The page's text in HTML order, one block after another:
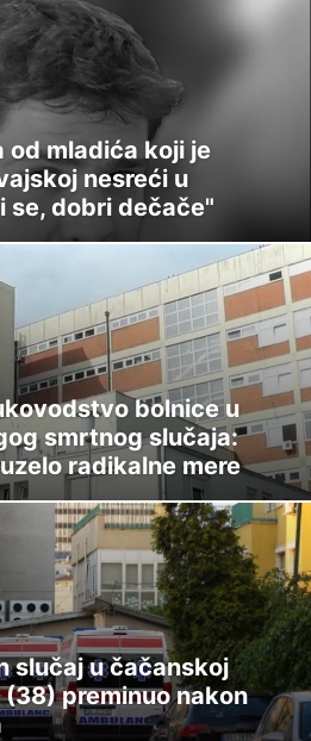
od mladića koji je
nesreći u
se, dobri dečače"
bolnice u
smrtnog slučaja:
radikalne mere
slučaj u čačanskoj
preminuo nakon